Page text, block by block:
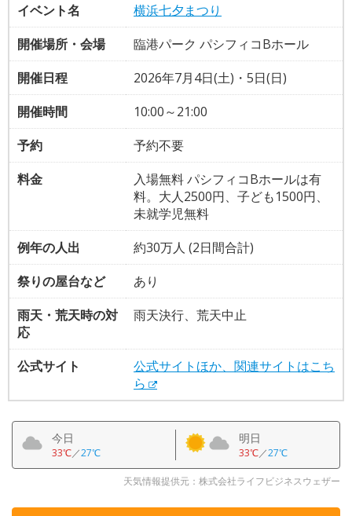
イベント名
横浜七夕まつり
開催場所・会場
臨港パーク パシフィコBホール
開催日程
2026年7月4日(土)・5日(日)
開催時間
10:00～21:00
予約
予約不要
料金
入場無料 パシフィコBホールは有
料。大人2500円、子ども1500円、
未就学児無料
例年の人出
約30万人 (2日間合計)
祭りの屋台など
あり
雨天・荒天時の対
応
雨天決行、荒天中止
公式サイト
公式サイトほか、関連サイトはこち
ら
今日
33℃／27℃
明日
33℃／27℃
天気情報提供元：株式会社ライフビジネスウェザー